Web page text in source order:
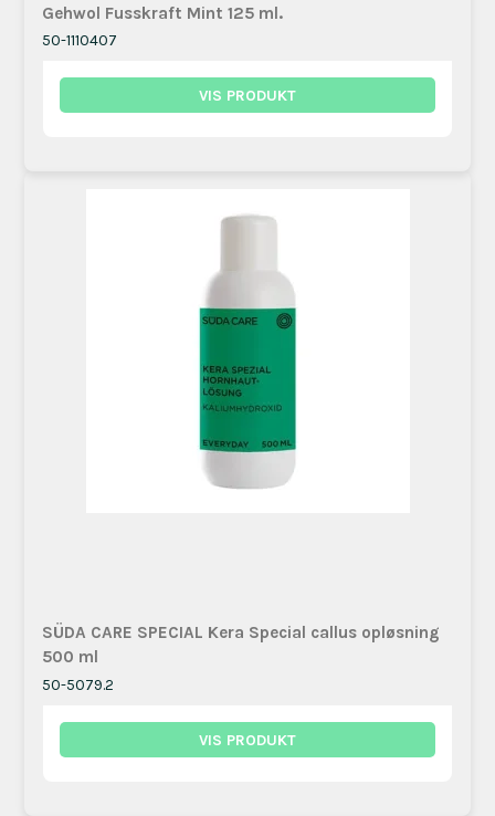
Gehwol Fusskraft Mint 125 ml.
50-1110407
VIS PRODUKT
SÜDA CARE SPECIAL Kera Special callus opløsning
500 ml
50-5079.2
VIS PRODUKT